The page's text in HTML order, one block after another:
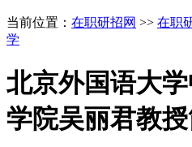
当前位置： 在职研招网 >> 在职
学
北京外国语大
学院吴丽君教